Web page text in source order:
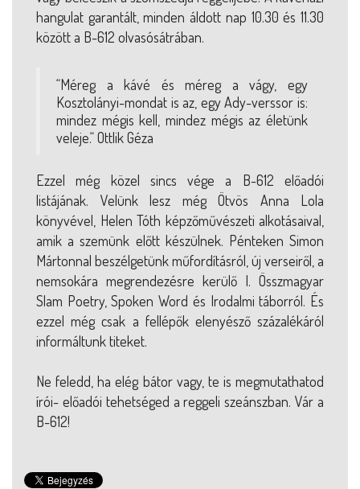
hangulat garantált, minden áldott nap 10.30 és 11.30
között a B-612 olvasósátrában.
“Méreg a kávé és méreg a vágy, egy
Kosztolányi-mondat is az, egy Ady-verssor is:
mindez mégis kell, mindez mégis az életünk
veleje.“ Ottlik Géza
Ezzel még közel sincs vége a B-612 előadói
listájának. Velünk lesz még Ötvös Anna Lola
könyvével, Helen Tóth képzőművészeti alkotásaival,
amik a szemünk előtt készülnek. Pénteken Simon
Mártonnal beszélgetünk műfordításról, új verseiről, a
nemsokára megrendezésre kerülő I. Összmagyar
Slam Poetry, Spoken Word és Irodalmi táborról. És
ezzel még csak a fellépők elenyésző százalékáról
informáltunk titeket.
Ne feledd, ha elég bátor vagy, te is megmutathatod
írói- előadói tehetséged a reggeli szeánszban. Vár a
B-612!